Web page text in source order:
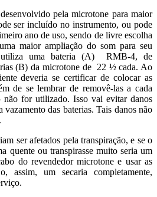
pela microtone para maior
ser incluído no instrumento, ou pode
ano de uso, sendo de livre escolha
maior ampliação do som para seu
utiliza uma bateria (A) RMB-4, de
(B) da microtone de 22 ½ cada. Ao
deveria se certificar de colocar as
de se lembrar de removê-las a cada
não for utilizado. Isso vai evitar danos
das baterias. Tais danos não
ser afetados pela transpiração, e se o
quente ou transpirasse muito seria um
do revendedor microtone e usar as
assim, um secaria completamente,